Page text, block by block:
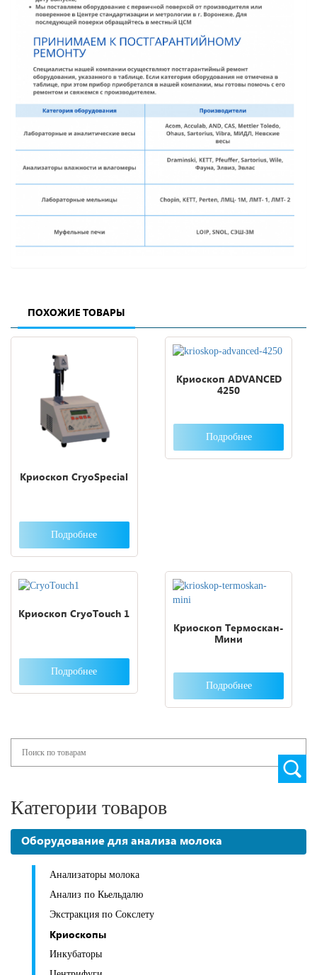
ПОХОЖИЕ ТОВАРЫ
Криоскоп CryoSpecial
Подробнее
Криоскоп ADVANCED
4250
Подробнее
Криоскоп CryoTouch 1
Подробнее
Криоскоп Термоскан-
Мини
Подробнее
Категории товаров
Оборудование для анализа молока
Анализаторы молока
Анализ по Кьельдалю
Экстракция по Сокслету
Криоскопы
Инкубаторы